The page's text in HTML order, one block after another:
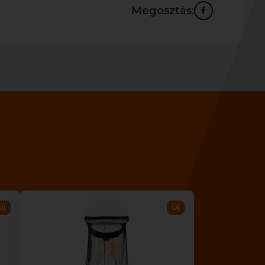
Megosztás:
Új